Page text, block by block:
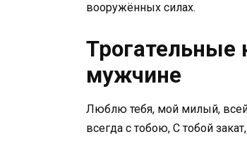
вооружённых силах.
мужчине
Люблю тебя, мой милый, всей
всегда с тобою, С тобой